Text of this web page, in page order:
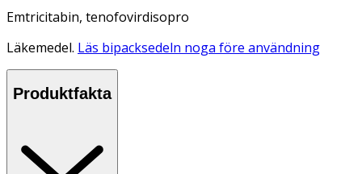
Emtricitabin, tenofovirdisopro
Läkemedel. Läs bipacksedeln noga före användning
Produktfakta